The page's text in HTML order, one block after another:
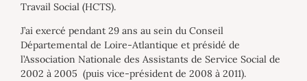
Travail Social (HCTS).
J’ai exercé pendant 29 ans au sein du Conseil
Départemental de Loire-Atlantique et présidé de
l’Association Nationale des Assistants de Service Social de
2002 à 2005 (puis vice-président de 2008 à 2011).